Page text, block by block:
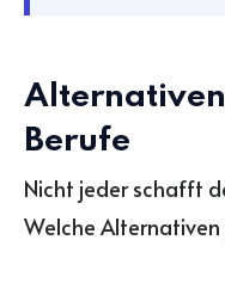
Berufe
Nicht jeder schafft
Welche